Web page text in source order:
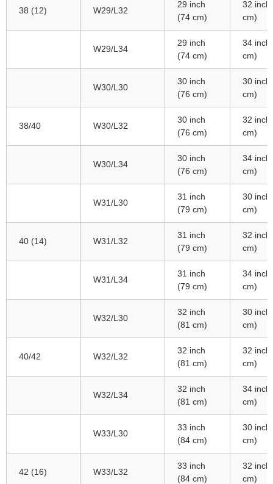
38 (12) W29/L32
29 inch
(74 cm)
32 inch
cm)
W29/L34
29 inch
(74 cm)
34 inch
cm)
W30/L30
30 inch
(76 cm)
30 inch
cm)
38/40 W30/L32
30 inch
(76 cm)
32 inch
cm)
W30/L34
30 inch
(76 cm)
34 inch
cm)
W31/L30
31 inch
(79 cm)
30 inch
cm)
40 (14) W31/L32
31 inch
(79 cm)
32 inch
cm)
W31/L34
31 inch
(79 cm)
34 inch
cm)
W32/L30
32 inch
(81 cm)
30 inch
cm)
40/42 W32/L32
32 inch
(81 cm)
32 inch
cm)
W32/L34
32 inch
(81 cm)
34 inch
cm)
W33/L30
33 inch
(84 cm)
30 inch
cm)
42 (16) W33/L32
33 inch
(84 cm)
32 inch
cm)